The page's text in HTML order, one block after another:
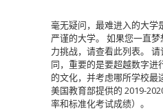
毫无疑问，最难进入的大学
严谨的大学。
如果您一直
力挑战，请查看此列表。
请
同，重要的是要超越数字进
的文化，并考虑哪所学校最
美国教育部提供的 2019-
率和标准化考试成绩）。